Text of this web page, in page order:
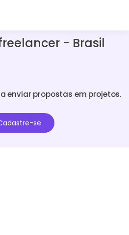
- Brasil
enviar propostas em projetos.
se